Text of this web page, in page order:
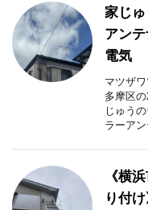
家じ
アン
電気
マツザ
多摩区
じゅう
ラーア
《横
り付